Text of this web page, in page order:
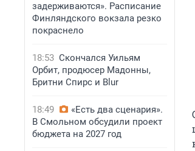
задерживаются». Расписание
Финляндского вокзала резко
покраснело
18:53 Скончался Уильям
Орбит, продюсер Мадонны,
Бритни Спирс и Blur
18:49
«Есть два сценария».
В Смольном обсудили проект
бюджета на 2027 год